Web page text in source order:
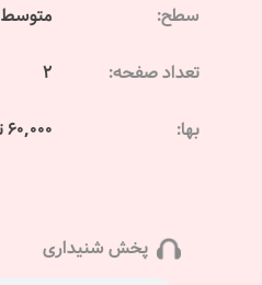
سطح: متوسط
تعداد صفحه: 2
بها: 60,000 تومان
پخش شنیداری